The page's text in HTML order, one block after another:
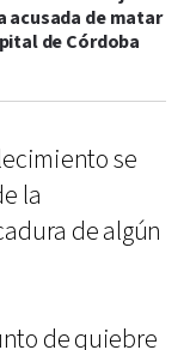
acusada de matar
de Córdoba
se
la
de algún
de quiebre